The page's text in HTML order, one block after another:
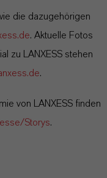
die dazugehörigen
. Aktuelle Fotos
zu LANXESS stehen
.
von LANXESS finden
Storys.